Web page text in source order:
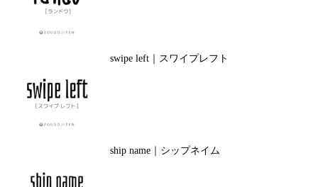
swipe left｜スワイプレフト
ship name｜シップネイム